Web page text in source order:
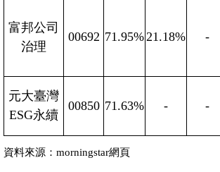
富邦公司
治理
00692 71.95% 21.18% -
元大臺灣
ESG永續
00850 71.63% - -
資料來源：morningstar網頁